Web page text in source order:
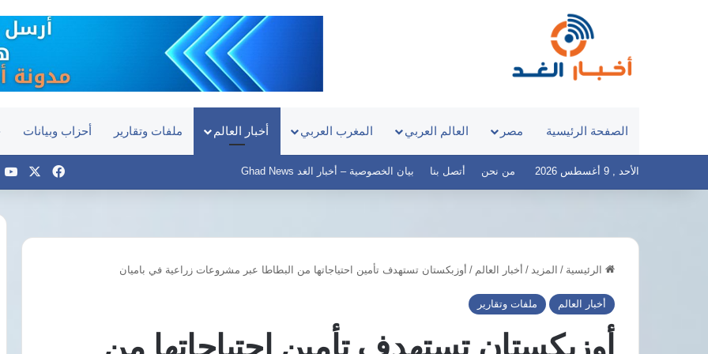
الصفحة الرئيسية مصر العالم العربي المغرب العربي أخبار العالم ملفات وتقارير أحزاب وبيانات
الأحد , 9 أغسطس 2026 من نحن أتصل بنا بيان الخصوصية – أخبار الغد Ghad News فيسبوك
الرئيسية / المزيد / أخبار العالم / أوزبكستان تستهدف تأمين احتياجاتها من البطاطا عبر مشروعات زراعية في باميان
أخبار العالم ملفات وتقارير
الثالثة
تنظر
دعوى